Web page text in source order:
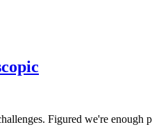
Figured we're enough